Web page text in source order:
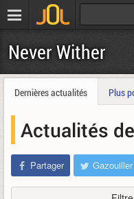
Never Wither
Dernières actualités Plus
Actualités
Partager Gazouiller